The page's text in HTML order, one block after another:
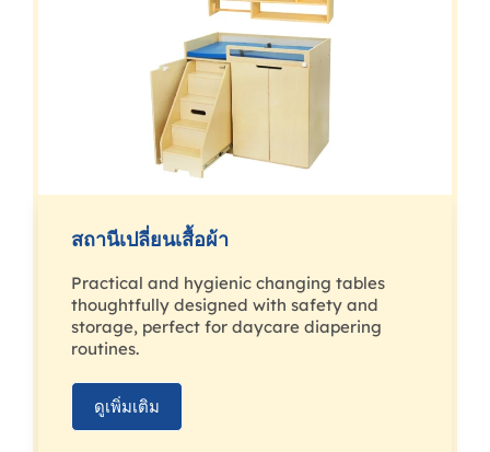
สถานีเปลี่ยนเสื้อผ้า
Practical and hygienic changing tables
thoughtfully designed with safety and
storage, perfect for daycare diapering
routines.
ดูเพิ่มเติม